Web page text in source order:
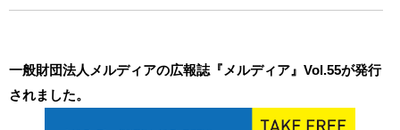
一般財団法人メルディアの広報誌『メルディア』Vol.55が発行
されました。